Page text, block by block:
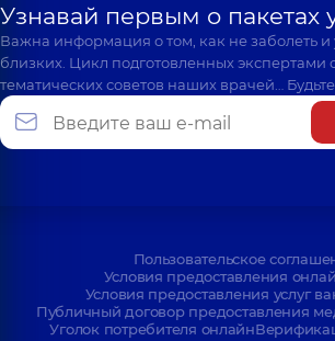
Узнавай первым о пакетах
Важна информация о том, как не заболеть
близких. Цикл подготовленных
тематических советов наших врачей…
Пользовательское
Условия предоставления
Условия предоставления услуг
Публичный договор предоставления
Уголок потребителя онлайн